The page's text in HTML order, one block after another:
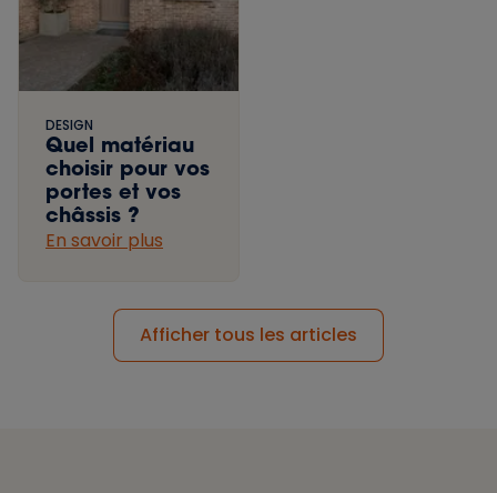
DESIGN
Quel matériau
choisir pour vos
portes et vos
châssis ?
En savoir plus
Afficher tous les articles